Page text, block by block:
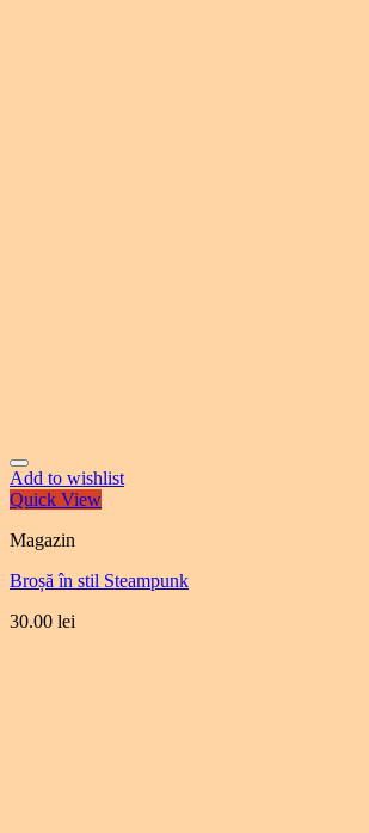
Add to wishlist
Quick View
Magazin
Broșă în stil Steampunk
30.00 lei